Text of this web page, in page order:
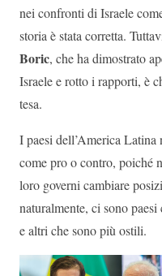
nei confronti di Israele
storia è stata corretta.
Boric, che ha dimostrato
Israele e rotto i rapporti, è
tesa.
I paesi dell’America Latina
come pro o contro, poiché
loro governi cambiare
naturalmente, ci sono
e altri che sono più ostili.